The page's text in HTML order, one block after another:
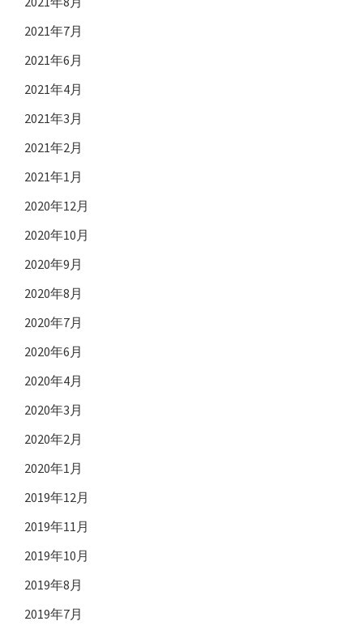
2021年7月
2021年6月
2021年4月
2021年3月
2021年2月
2021年1月
2020年12月
2020年10月
2020年9月
2020年8月
2020年7月
2020年6月
2020年4月
2020年3月
2020年2月
2020年1月
2019年12月
2019年11月
2019年10月
2019年8月
2019年7月